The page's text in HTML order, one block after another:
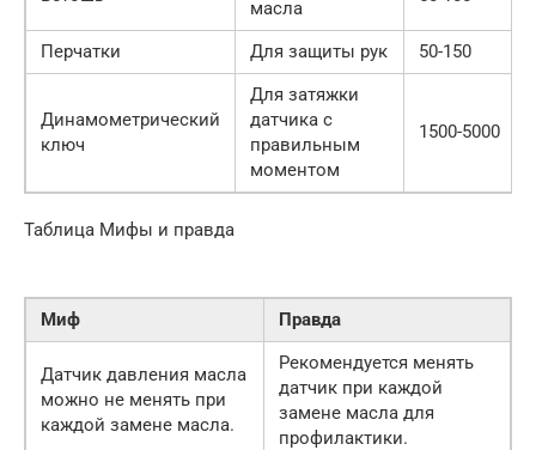
масла
Перчатки Для защиты рук 50-150
Динамометрический
ключ
Для затяжки
датчика с
правильным
моментом
1500-5000
Таблица Мифы и правда
Миф Правда
Датчик давления масла
можно не менять при
каждой замене масла.
Рекомендуется менять
датчик при каждой
замене масла для
профилактики.